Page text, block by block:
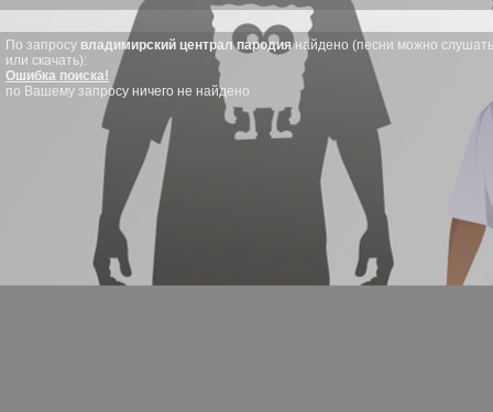
По запросу владимирский централ пародиянайдено (песни можно слушать
или скачать):
Ошибка поиска!
по Вашему запросу ничего не найдено